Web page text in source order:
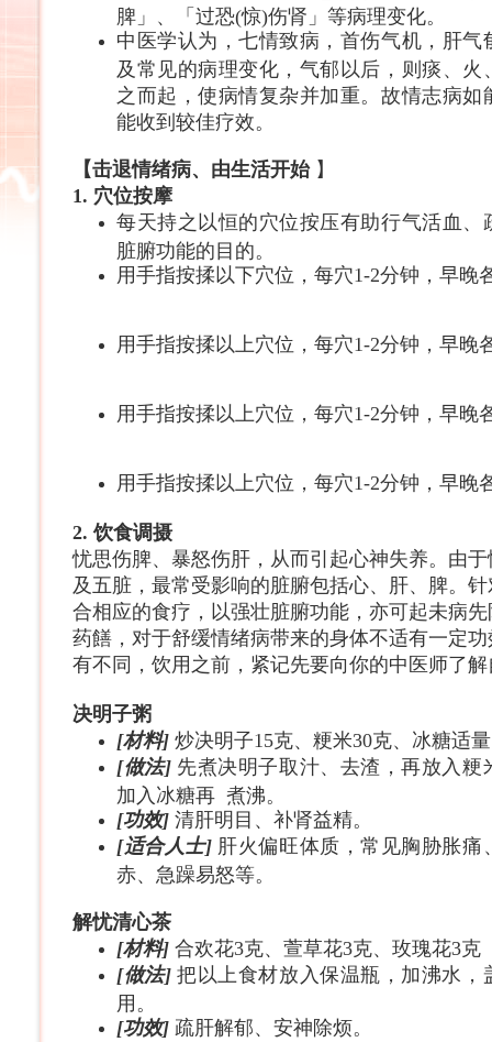
脾」、「过恐(惊)伤肾」等病理变化。
中医学认为，七情致病，首伤气机，肝气
及常见的病理变化，气郁以后，则痰、火
之而起，使病情复杂并加重。故情志病如
能收到较佳疗效。
【击退情绪病、由生活开始 】
1. 穴位按摩
每天持之以恒的穴位按压有助行气活血、
脏腑功能的目的。
用手指按揉以下穴位，每穴1-2分钟，早晚
用手指按揉以上穴位，每穴1-2分钟，早晚
用手指按揉以上穴位，每穴1-2分钟，早晚
用手指按揉以上穴位，每穴1-2分钟，早晚
2.饮食调摄
忧思伤脾、暴怒伤肝，从而引起心神失养。由
及五脏，最常受影响的脏腑包括心、肝、脾。
合相应的食疗，以强壮脏腑功能，亦可起未病
药饍，对于舒缓情绪病带来的身体不适有一定
有不同，饮用之前，紧记先要向你的中医师了
决明子粥
[材料] 炒决明子15克、粳米30克、冰糖适量
[做法]先煮决明子取汁、去渣，再放入粳
加入冰糖再 煮沸。
[功效] 清肝明目、补肾益精。
[适合人士] 肝火偏旺体质，常见胸胁胀痛
赤、急躁易怒等。
解忧清心茶
[材料] 合欢花3克、萱草花3克、玫瑰花3克
[做法]把以上食材放入保温瓶，加沸水，
用。
[功效] 疏肝解郁、安神除烦。